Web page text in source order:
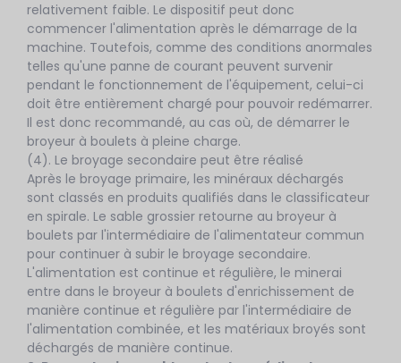
relativement faible. Le dispositif peut donc
commencer l'alimentation après le démarrage de la
machine. Toutefois, comme des conditions anormales
telles qu'une panne de courant peuvent survenir
pendant le fonctionnement de l'équipement, celui-ci
doit être entièrement chargé pour pouvoir redémarrer.
Il est donc recommandé, au cas où, de démarrer le
broyeur à boulets à pleine charge.
(4). Le broyage secondaire peut être réalisé
Après le broyage primaire, les minéraux déchargés
sont classés en produits qualifiés dans le classificateur
en spirale. Le sable grossier retourne au broyeur à
boulets par l'intermédiaire de l'alimentateur commun
pour continuer à subir le broyage secondaire.
L'alimentation est continue et régulière, le minerai
entre dans le broyeur à boulets d'enrichissement de
manière continue et régulière par l'intermédiaire de
l'alimentation combinée, et les matériaux broyés sont
déchargés de manière continue.